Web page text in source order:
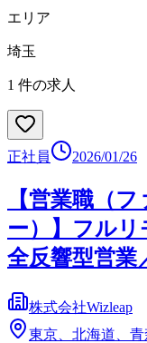
エリア
埼玉
1 件の求人
正社員 2026/01/26
【営業職（
ー）】フル
全反響型営業
株式会社Wizleap
東京、北海道、青